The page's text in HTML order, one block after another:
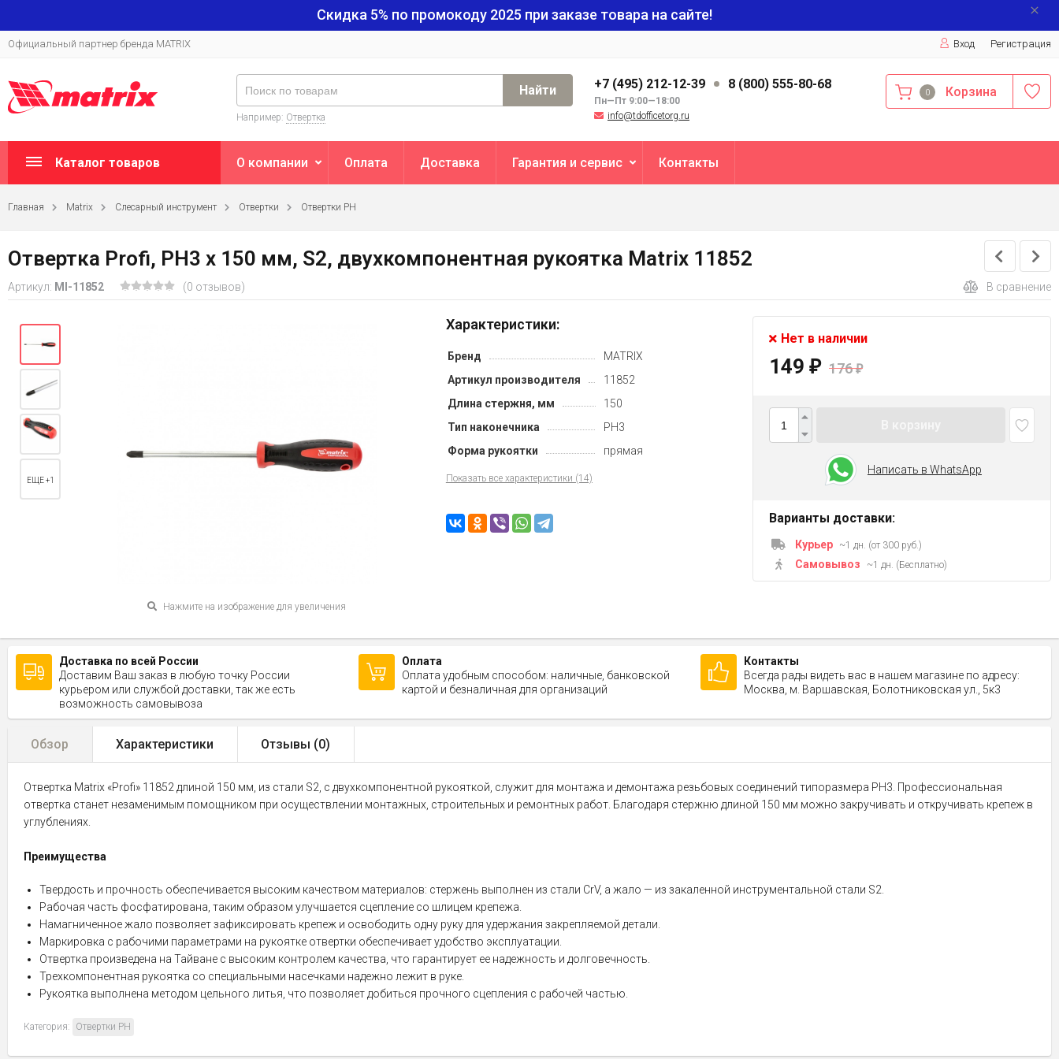
Скидка 5% по промокоду 2025 при заказе товара на сайте!
Официальный партнер бренда MATRIX Вход Регистрация
+7 (495) 212-12-39 8 (800) 555-80-68
Пн—Пт 9:00—18:00
info@tdofficetorg.ru
Найти
Например: Отвертка
0 Корзина
Каталог товаров О компании Оплата Доставка Гарантия и сервис Контакты
Главная Matrix Слесарный инструмент Отвертки Отвертки PH
Отвертка Profi, PH3 х 150 мм, S2, двухкомпонентная рукоятка Matrix 11852
Артикул: MI-11852 (0 отзывов) В сравнение
Нажмите на изображение для увеличения
ЕЩЕ +1
Характеристики:
Бренд
MATRIX
Артикул производителя
11852
Длина стержня, мм
150
Тип наконечника
PH3
Форма рукоятки
прямая
Показать все характеристики (14)
Нет в наличии
149 ₽ 176₽
Написать в WhatsApp
Варианты доставки:
Курьер ~1 дн. (от 300 руб.)
Самовывоз ~1 дн. (Бесплатно)
Доставка по всей России
Доставим Ваш заказ в любую точку России
курьером или службой доставки, так же есть
возможность самовывоза
Оплата
Оплата удобным способом: наличные, банковской
картой и безналичная для организаций
Контакты
Всегда рады видеть вас в нашем магазине по адресу:
Москва, м. Варшавская, Болотниковская ул., 5к3
Обзор Характеристики Отзывы (0)
Отвертка Matrix «Profi» 11852 длиной 150 мм, из стали S2, с двухкомпонентной рукояткой, служит для монтажа и демонтажа резьбовых соединений типоразмера PH3. Профессиональная
отвертка станет незаменимым помощником при осуществлении монтажных, строительных и ремонтных работ. Благодаря стержню длиной 150 мм можно закручивать и откручивать крепеж в
углублениях.
Преимущества
Твердость и прочность обеспечивается высоким качеством материалов: стержень выполнен из стали CrV, а жало — из закаленной инструментальной стали S2.
Рабочая часть фосфатирована, таким образом улучшается сцепление со шлицем крепежа.
Намагниченное жало позволяет зафиксировать крепеж и освободить одну руку для удержания закрепляемой детали.
Маркировка с рабочими параметрами на рукоятке отвертки обеспечивает удобство эксплуатации.
Отвертка произведена на Тайване с высоким контролем качества, что гарантирует ее надежность и долговечность.
Трехкомпонентная рукоятка со специальными насечками надежно лежит в руке.
Рукоятка выполнена методом цельного литья, что позволяет добиться прочного сцепления с рабочей частью.
Категория: Отвертки PH